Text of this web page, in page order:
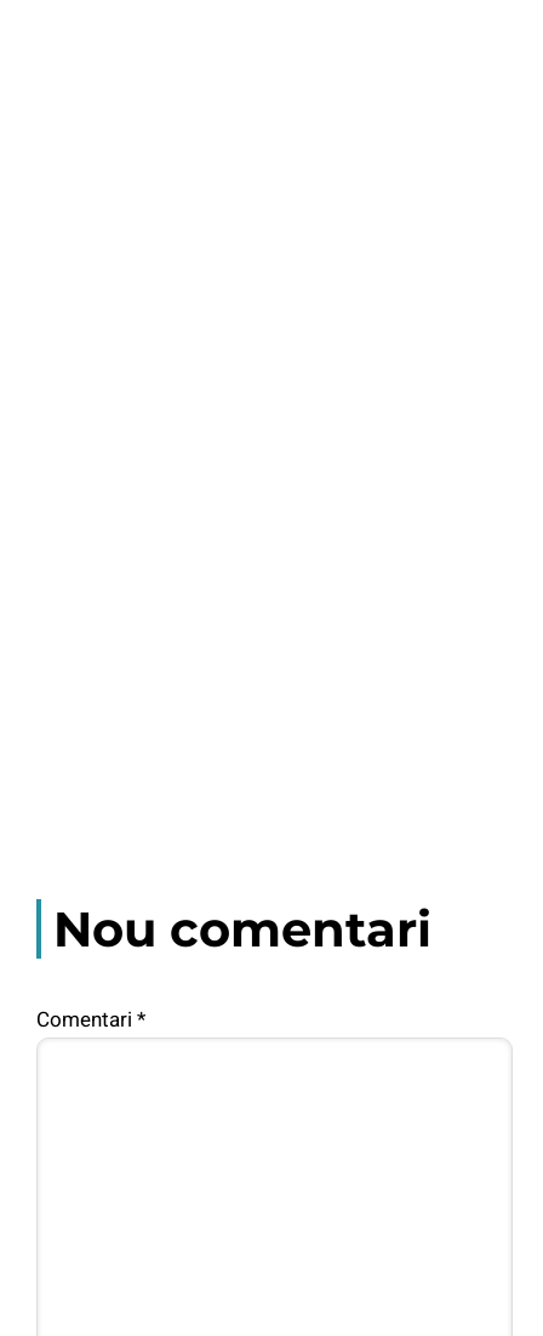
Nou comentari
Comentari *